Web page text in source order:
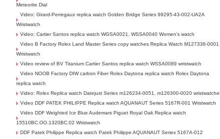
Meteorite Dial
Video: Girard-Perregaux replica watch Golden Bridge Series 99295-43-002-UA2A
Wristwatch
Video: Cartier Santos replica watch WGSA0021, WSSA0040 Women's watch
Video B Factory Rolex Land Master Series copy watches Replica Watch M127336-0001
Wristwatch
Video review of BV Titanium Cartier Santos replica watch WSSA0089 wristwatch
Video NOOB Factory DIW carbon Fiber Rolex Daytona replica watch Rolex Daytona
replica watch
Video: Rolex Replica watch Datejust Series m126234-0051, m126300-0020
Video DDF PATEK PHILIPPE Replica watch AQUANAUT Series 5167R-001 Wristwatch
Video DDF Weighted Ice Blue Audemars Piguet Royal Oak Replica watch
15510BC.OO.1320BC.02 Wristwatch
DDF Patek Philippe Replica watch Patek Philippe AQUANAUT Series 5167A-012